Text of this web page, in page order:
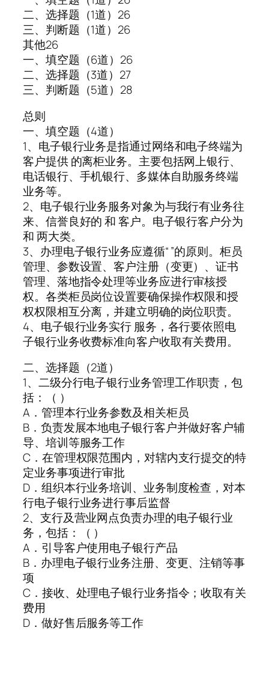
二、选择题（1道）26
三、判断题（1道）26
其他26
一、填空题（6道）26
二、选择题（3道）27
三、判断题（5道）28
总则
一、填空题（4道）
1、电子银行业务是指通过网络和电子终端为
客户提供 的离柜业务。主要包括网上银行、
电话银行、手机银行、多媒体自助服务终端
业务等。
2、电子银行业务服务对象为与我行有业务往
来、信誉良好的 和 客户。电子银行客户分为
和 两大类。
3、办理电子银行业务应遵循“ ”的原则。柜员
管理、参数设置、客户注册（变更）、证书
管理、落地指令处理等业务应进行审核授
权。各类柜员岗位设置要确保操作权限和授
权权限相互分离，并建立明确的岗位职责。
4、电子银行业务实行 服务，各行要依照电
子银行业务收费标准向客户收取有关费用。
二、选择题（2道）
1、二级分行电子银行业务管理工作职责，包
括：（ ）
A．管理本行业务参数及相关柜员
B．负责发展本地电子银行客户并做好客户辅
导、培训等服务工作
C．在管理权限范围内，对辖内支行提交的特
定业务事项进行审批
D．组织本行业务培训、业务制度检查，对本
行电子银行业务进行事后监督
2、支行及营业网点负责办理的电子银行业
务，包括：（ ）
A．引导客户使用电子银行产品
B．办理电子银行业务注册、变更、注销等事
项
C．接收、处理电子银行业务指令；收取有关
费用
D．做好售后服务等工作